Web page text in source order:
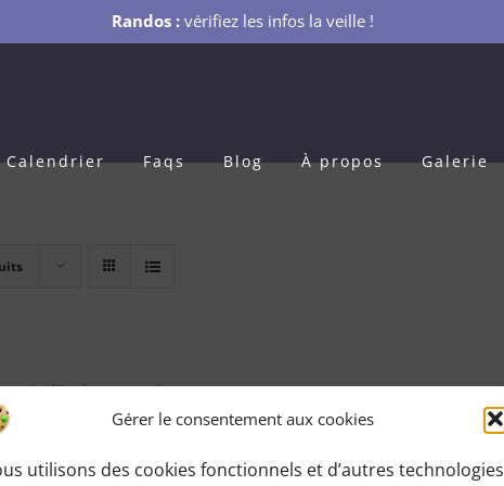
Randos : vérifiez les infos la veille !
Gérer le consentement aux cookies
utilisons des cookies fonctionnels et d’autres technologies
Calendrier Faqs Blog À propos Galerie
Adhésion 1 an
€